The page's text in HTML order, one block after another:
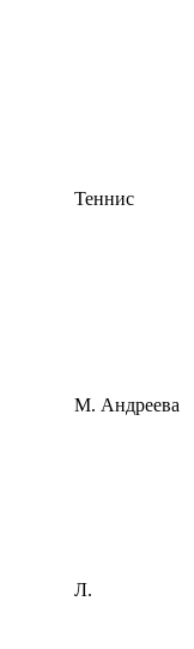
Теннис
М. Андреева
Л.